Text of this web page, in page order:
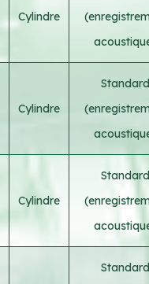
Cylindre
Cylindre
Standard
Cylindre
Standard
Standard